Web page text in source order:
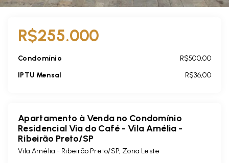
R$255.000
Condomínio
R$500,00
IPTU Mensal
R$36,00
Apartamento à Venda no Condomínio
Residencial Via do Café - Vila Amélia -
Ribeirão Preto/SP
Vila Amélia - Ribeirão Preto/SP, Zona Leste